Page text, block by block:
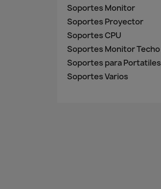
Soportes Monitor
Soportes Proyector
Soportes CPU
Soportes Monitor Techo
Soportes para Portatiles
Soportes Varios